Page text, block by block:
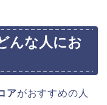
んな人にお
アがおすすめの人